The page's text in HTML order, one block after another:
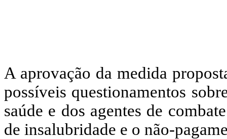
A aprovação da medida
possíveis questionamentos
saúde e dos agentes de
de insalubridade e o não-